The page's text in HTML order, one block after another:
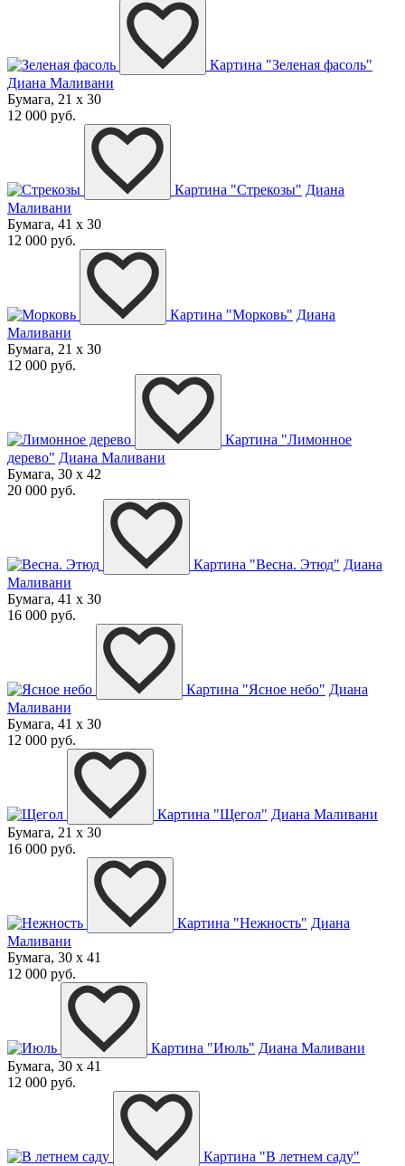
Картина "Зеленая фасоль"
Диана Маливани
Бумага, 21 x 30
12 000 руб.
Картина "Стрекозы" Диана
Маливани
Бумага, 41 x 30
12 000 руб.
Картина "Морковь" Диана
Маливани
Бумага, 21 x 30
12 000 руб.
Картина "Лимонное
дерево" Диана Маливани
Бумага, 30 x 42
20 000 руб.
Картина "Весна. Этюд" Диана
Маливани
Бумага, 41 x 30
16 000 руб.
Картина "Ясное небо" Диана
Маливани
Бумага, 41 x 30
12 000 руб.
Картина "Щегол" Диана Маливани
Бумага, 21 x 30
16 000 руб.
Картина "Нежность" Диана
Маливани
Бумага, 30 x 41
12 000 руб.
Картина "Июль" Диана Маливани
Бумага, 30 x 41
12 000 руб.
Картина "В летнем саду"